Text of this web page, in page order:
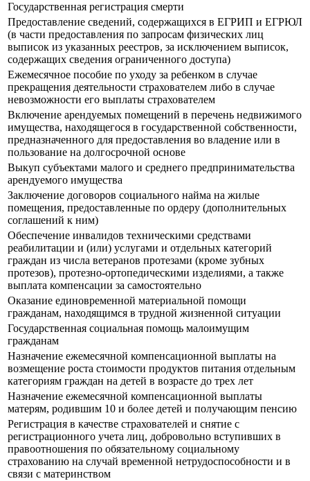
Государственная регистрация смерти
Предоставление сведений, содержащихся в ЕГРИП и ЕГРЮЛ
(в части предоставления по запросам физических лиц
выписок из указанных реестров, за исключением выписок,
содержащих сведения ограниченного доступа)
Ежемесячное пособие по уходу за ребенком в случае
прекращения деятельности страхователем либо в случае
невозможности его выплаты страхователем
Включение арендуемых помещений в перечень недвижимого
имущества, находящегося в государственной собственности,
предназначенного для предоставления во владение или в
пользование на долгосрочной основе
Выкуп субъектами малого и среднего предпринимательства
арендуемого имущества
Заключение договоров социального найма на жилые
помещения, предоставленные по ордеру (дополнительных
соглашений к ним)
Обеспечение инвалидов техническими средствами
реабилитации и (или) услугами и отдельных категорий
граждан из числа ветеранов протезами (кроме зубных
протезов), протезно-ортопедическими изделиями, а также
выплата компенсации за самостоятельно
Оказание единовременной материальной помощи
гражданам, находящимся в трудной жизненной ситуации
Государственная социальная помощь малоимущим
гражданам
Назначение ежемесячной компенсационной выплаты на
возмещение роста стоимости продуктов питания отдельным
категориям граждан на детей в возрасте до трех лет
Назначение ежемесячной компенсационной выплаты
матерям, родившим 10 и более детей и получающим пенсию
Регистрация в качестве страхователей и снятие с
регистрационного учета лиц, добровольно вступивших в
правоотношения по обязательному социальному
страхованию на случай временной нетрудоспособности и в
связи с материнством